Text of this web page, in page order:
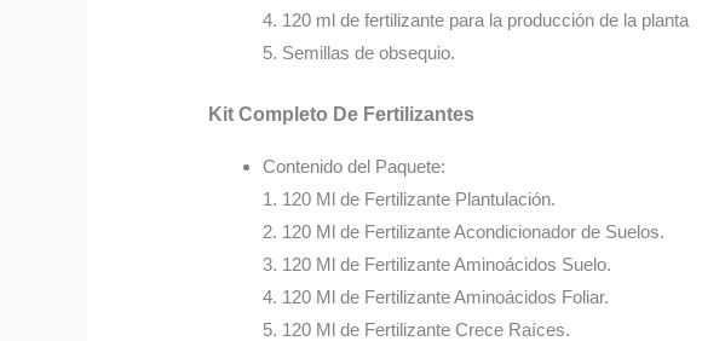
4. 120 ml de fertilizante para la producción de la planta
5. Semillas de obsequio.
Kit Completo De Fertilizantes
Contenido del Paquete:
1. 120 Ml de Fertilizante Plantulación.
2. 120 Ml de Fertilizante Acondicionador de Suelos.
3. 120 Ml de Fertilizante Aminoácidos Suelo.
4. 120 Ml de Fertilizante Aminoácidos Foliar.
5. 120 Ml de Fertilizante Crece Raíces.